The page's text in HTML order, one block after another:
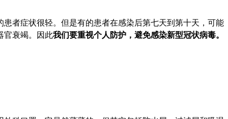
者症状很轻。但是有的患者在感染后第七天到第十天，可能
官衰竭。因此我们要重视个人防护，避免感染新型冠状病毒。